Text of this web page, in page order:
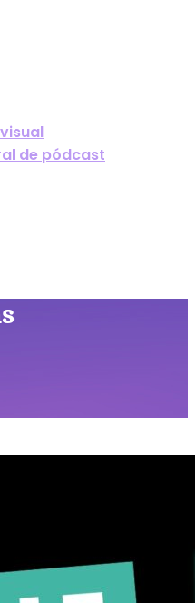
de pódcast